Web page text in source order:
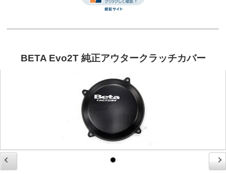
BETA Evo2T 純正アウタークラッチカバー